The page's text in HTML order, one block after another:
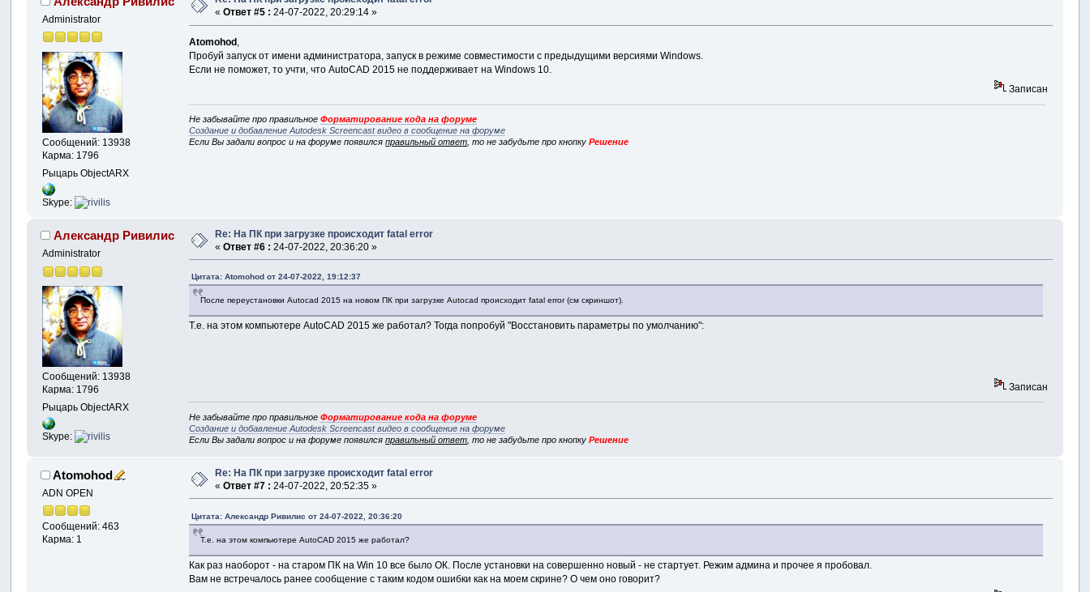
Administrator
Сообщений: 13938
Карма: 1796
Рыцарь ObjectARX
Skype:
«Ответ #5 : 24-07-2022, 20:29:14 »
Atomohod ,
Пробуй запуск от имени администратора, запуск в режиме совместимости с предыдущими версиями Windows.
Если не поможет, то учти, что AutoCAD 2015 не поддерживает на Windows 10.
Записан
Не забывайте про правильноеФорматирование кода на форуме
Создание и добавление Autodesk Screencast видео в сообщение на форуме
Если Вы задали вопрос и на форуме появилсяправильный ответ, то не забудьте про кнопкуРешение
Александр Ривилис
Administrator
Сообщений: 13938
Карма: 1796
Рыцарь ObjectARX
Skype:
Re: На ПК при загрузке происходит fatal error
«Ответ #6 : 24-07-2022, 20:36:20 »
Цитата: Atomohod от 24-07-2022, 19:12:37
После переустановки Autocad 2015 на новом ПК при загрузке Autocad происходит fatal error (см скриншот).
Т.е. на этом компьютере AutoCAD 2015 же работал? Тогда попробуй "Восстановить параметры по умолчанию":
Записан
Не забывайте про правильноеФорматирование кода на форуме
Создание и добавление Autodesk Screencast видео в сообщение на форуме
Если Вы задали вопрос и на форуме появилсяправильный ответ , то не забудьте про кнопкуРешение
Atomohod
ADN OPEN
Сообщений: 463
Карма: 1
Re: На ПК при загрузке происходит fatal error
«Ответ #7 : 24-07-2022, 20:52:35 »
Цитата: Александр Ривилис от 24-07-2022, 20:36:20
Т.е. на этом компьютере AutoCAD 2015 же работал?
Как раз наоборот - на старом ПК на Win 10 все было ОК. После установки на совершенно новый - не стартует. Режим админа и прочее я пробовал.
Вам не встречалось ранее сообщение с таким кодом ошибки как на моем скрине? О чем оно говорит?